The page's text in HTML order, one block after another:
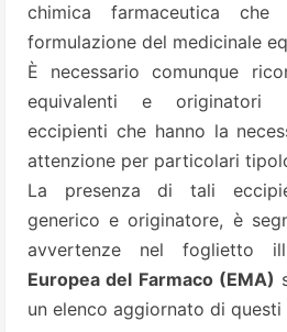
chimica farmaceutica
formulazione del medicinale
È necessario comunque
equivalenti e originatori
eccipienti che hanno la
attenzione per particolari
La presenza di tali
generico e originatore, è
avvertenze nel foglietto
Europea del Farmaco (EMA)
un elenco aggiornato di questi